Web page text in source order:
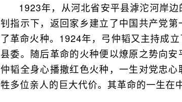
1923年，从河北省安平县滹沱河岸
钊指示下，返回家乡建立了中国共产党
了革命火种。1924年，弓仲韬又主持成
县委。随后革命的火种便以燎原之势向
仲韬全身心播撒红色火种，一生对党忠
牲多位亲人的巨大代价。其革命的一生在